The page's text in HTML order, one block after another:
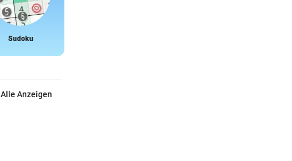
Sudoku
Alle Anzeigen